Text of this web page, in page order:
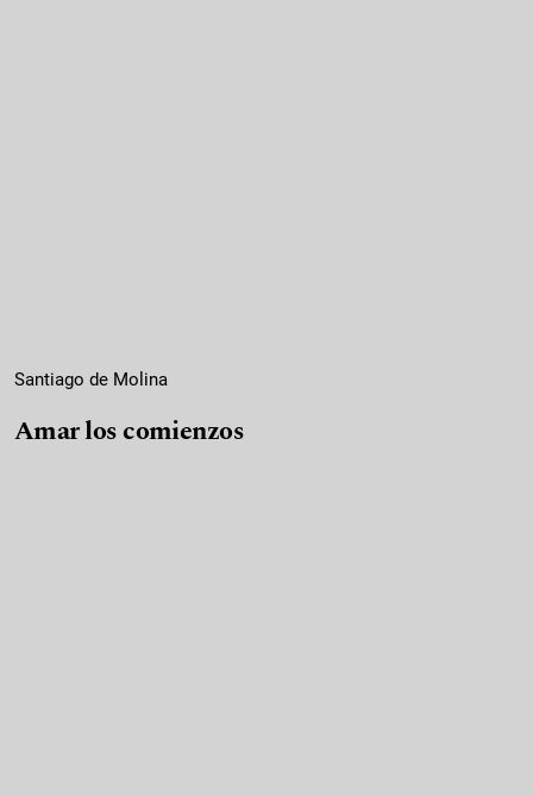
Santiago de Molina
Amar los comienzos